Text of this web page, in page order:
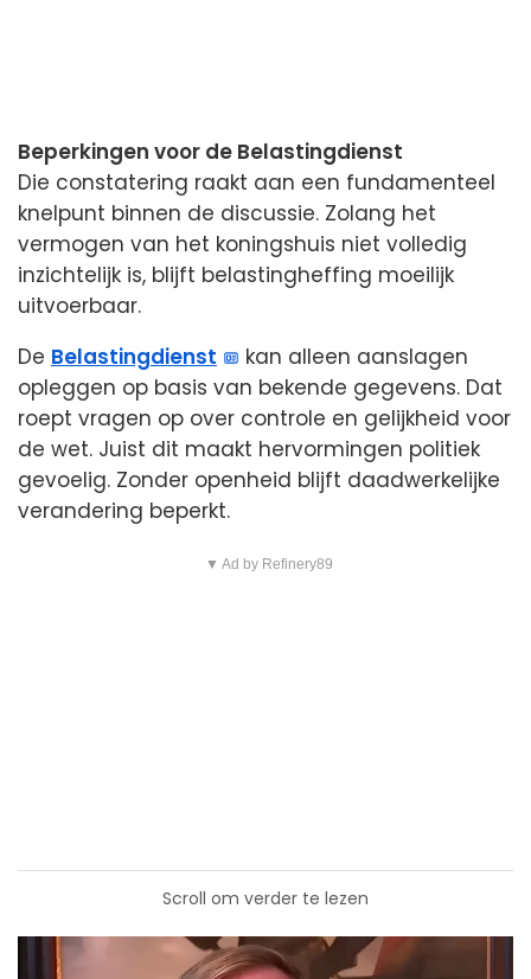
Beperkingen voor de Belastingdienst
Die constatering raakt aan een fundamenteel
knelpunt binnen de discussie. Zolang het
vermogen van het koningshuis niet volledig
inzichtelijk is, blijft belastingheffing moeilijk
uitvoerbaar.
De Belastingdienst
kan alleen aanslagen
opleggen op basis van bekende gegevens. Dat
roept vragen op over controle en gelijkheid voor
de wet. Juist dit maakt hervormingen politiek
gevoelig. Zonder openheid blijft daadwerkelijke
verandering beperkt.
▼ Ad by Refinery89
Scroll om verder te lezen